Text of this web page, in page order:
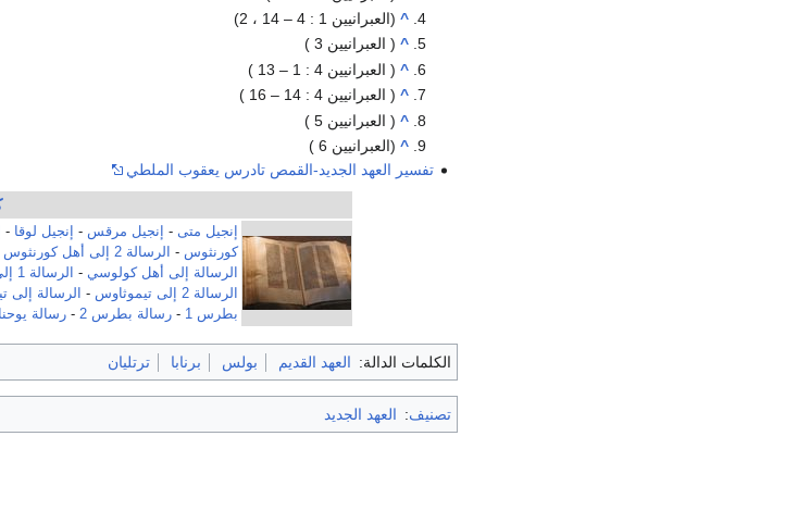
^ (العبرانيين 1 : 4 – 14 ، 2)
^ ( العبرانيين 3 )
^ ( العبرانيين 4 : 1 – 13 )
^ ( العبرانيين 4 : 14 – 16 )
^ ( العبرانيين 5 )
^ (العبرانيين 6 )
تفسير العهد الجديد-القمص تادرس يعقوب الملطي
إنجيل متى - إنجيل مرقس - إنجيل لوقا -
كورنثوس - الرسالة 2 إلى أهل كورنثوس
الرسالة إلى أهل كولوسي - الرسالة 1 إلى أهل تسالونيكي
الرسالة 2 إلى تيموثاوس
- الرسالة
بطرس 1
- رسالة بطرس 2 - رسالة يوحنا 1
الكلمات الدالة: العهد القديم بولس برنابا ترتليان
تصنيف: العهد الجديد